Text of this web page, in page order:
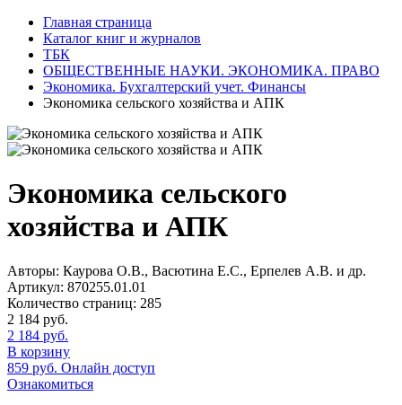
Главная страница
Каталог книг и журналов
ТБК
ОБЩЕСТВЕННЫЕ НАУКИ. ЭКОНОМИКА. ПРАВО
Экономика. Бухгалтерский учет. Финансы
Экономика сельского хозяйства и АПК
Экономика сельского
хозяйства и АПК
Авторы: Каурова О.В., Васютина Е.С., Ерпелев А.В. и др.
Артикул: 870255.01.01
Количество страниц: 285
2 184 руб.
2 184 руб.
В корзину
859 руб. Онлайн доступ
Ознакомиться